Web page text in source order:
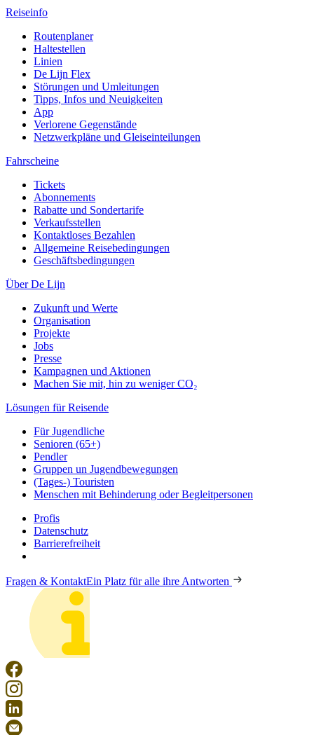
Reiseinfo
Routenplaner
Haltestellen
Linien
De Lijn Flex
Störungen und Umleitungen
Tipps, Infos und Neuigkeiten
App
Verlorene Gegenstände
Netzwerkpläne und Gleiseinteilungen
Fahrscheine
Tickets
Abonnements
Rabatte und Sondertarife
Verkaufsstellen
Kontaktloses Bezahlen
Allgemeine Reisebedingungen
Geschäftsbedingungen
Über De Lijn
Zukunft und Werte
Organisation
Projekte
Jobs
Presse
Kampagnen und Aktionen
Machen Sie mit, hin zu weniger CO₂
Lösungen für Reisende
Für Jugendliche
Senioren (65+)
Pendler
Gruppen un Jugendbewegungen
(Tages-) Touristen
Menschen mit Behinderung oder Begleitpersonen
Profis
Datenschutz
Barrierefreiheit
Fragen & KontaktEin Platz für alle ihre Antworten